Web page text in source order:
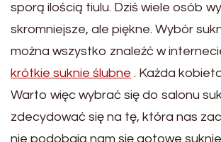
sporą ilością tiulu. Dziś wiele osób
skromniejsze, ale piękne. Wybór
można wszystko znaleźć w
krótkie suknie ślubne . Każda
Warto więc wybrać się do salonu
zdecydować się na tę, która nas
nie podobają nam się gotowe